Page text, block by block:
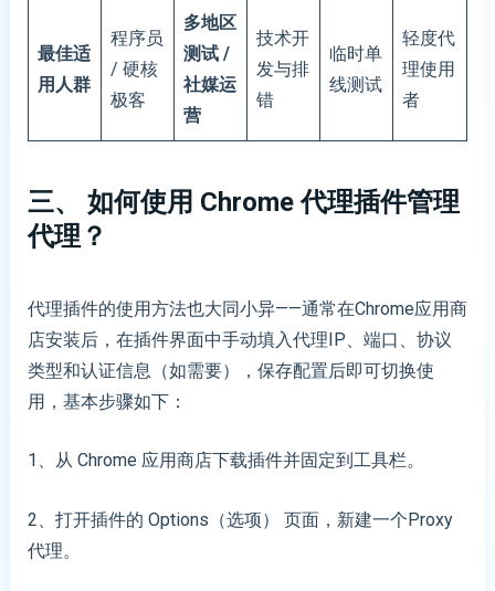
最佳适
用人群
程序员
/ 硬核
极客
多地区
测试/
社媒运
营
技术开
发与排
错
临时单
线测试
轻度代
理使用
者
三、 如何使用 Chrome 代理插件管理
代理？
代理插件的使用方法也大同小异——通常在Chrome应用商
店安装后，在插件界面中手动填入代理IP、端口、协议
类型和认证信息（如需要），保存配置后即可切换使
用，基本步骤如下：
1、从 Chrome 应用商店下载插件并固定到工具栏。
2、打开插件的 Options（选项） 页面，新建一个Proxy
代理。